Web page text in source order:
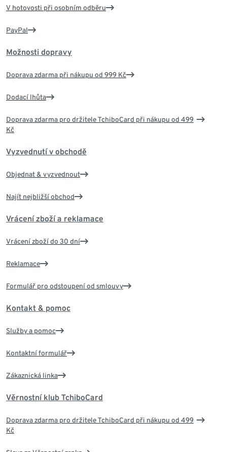
V hotovosti při osobním odběru
PayPal
Možnosti dopravy
Doprava zdarma při nákupu od 999 Kč
Dodací lhůta
Doprava zdarma pro držitele TchiboCard při nákupu od 499
Kč
Vyzvednutí v obchodě
Objednat & vyzvednout
Najít nejbližší obchod
Vrácení zboží a reklamace
Vrácení zboží do 30 dní
Reklamace
Formulář pro odstoupení od smlouvy
Kontakt & pomoc
Služby a pomoc
Kontaktní formulář
Zákaznická linka
Věrnostní klub TchiboCard
Doprava zdarma pro držitele TchiboCard při nákupu od 499
Kč